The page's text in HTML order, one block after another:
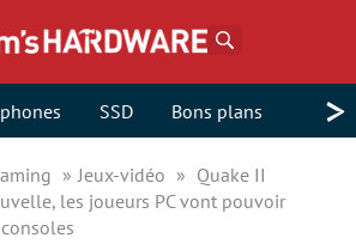
SSD Bons plans >
Jeux-vidéo
Quake II
les joueurs PC vont pouvoir